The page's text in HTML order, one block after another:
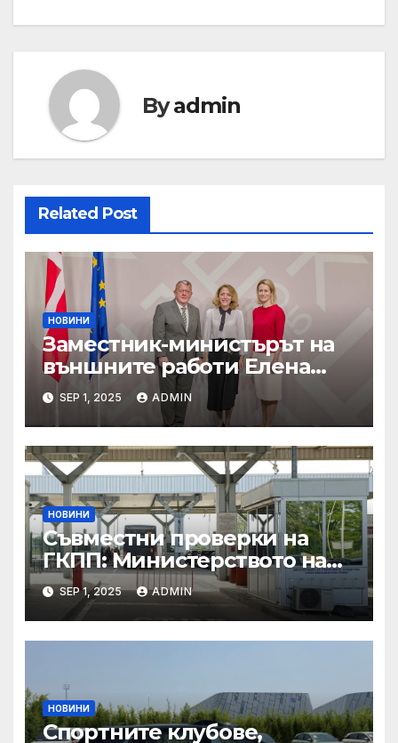
Byadmin
Related Post
НОВИНИ
Заместник-министърът на
външните работи Елена
Шекерлетова участва в
неформалната среща на
министрите на външните
работи на ЕС във формат
„Гимних“ на 30 август 2025 г.
в Копенхаген
SEP 1, 2025 ADMIN
НОВИНИ
Съвместни проверки на
ГКПП: Министерството на
туризма и контролните
органи откриха нарушения
при пътувания
SEP 1, 2025 ADMIN
НОВИНИ
Спортните клубове,